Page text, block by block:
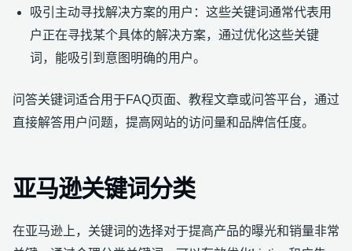
吸引主动寻找解决方案的用户：这些关键词通常代表用
户正在寻找某个具体的解决方案，通过优化这些关键
词，能吸引到意图明确的用户。
问答关键词适合用于FAQ页面、教程文章或问答平台，通过
直接解答用户问题，提高网站的访问量和品牌信任度。
亚马逊关键词分类
在亚马逊上，关键词的选择对于提高产品的曝光和销量非常